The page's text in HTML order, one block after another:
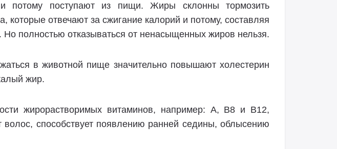
потому поступают из пищи. Жиры склонны тормозить
которые отвечают за сжигание калорий и потому, составляя
Но полностью отказываться от ненасыщенных жиров нельзя.
в животной пище значительно повышают холестерин
жир.
жирорастворимых витаминов, например: А, В8 и В12,
волос, способствует появлению ранней седины, облысению